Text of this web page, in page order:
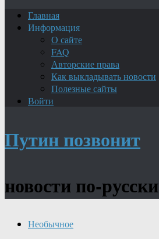
Главная
Информация
О сайте
FAQ
Авторские права
Как выкладывать новости
Полезные сайты
Войти
Путин позвонит
новости по-русски
Необычное